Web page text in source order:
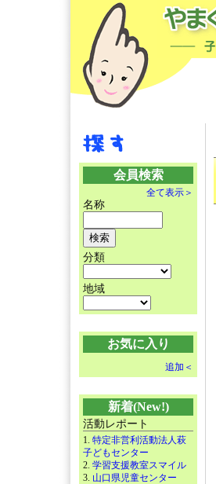
会員検索
全て表示＞
名称
分類
地域
お気に入り
追加＜
新着(New!)
活動レポート
1. 特定非営利活動法人萩
子どもセンター
2. 学習支援教室スマイル
3. 山口県児童センター